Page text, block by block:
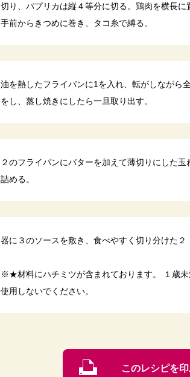
切り、パプリカは縦４等分に切る。鶏肉を横長に
手前からきつめに巻き、タコ糸で縛る。
油を熱したフライパンに1を入れ、転がしながら
をし、蒸し焼きにしたら一旦取り出す。
２のフライパンにバターを加えて薄切りにした
詰める。
器に３のソースを敷き、食べやすく切り分けた２
※★材料にハチミツが含まれております。 １歳
使用しないでください。
このレシピを